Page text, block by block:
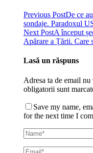
Previous PostDe ce
sondaje. Paradoxul
Next PostA început
Apărare a Țării. Care
Lasă un răspuns
Adresa ta de email
obligatorii sunt
Save my name,
for the next time I